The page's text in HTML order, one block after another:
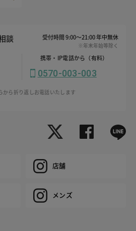
談 受付時間 9:00～21:00 年中無休
※年末年始等除く
携帯・IP電話から（有料）
0570-003-003
ら折り返しお電話いたします
店舗
メンズ